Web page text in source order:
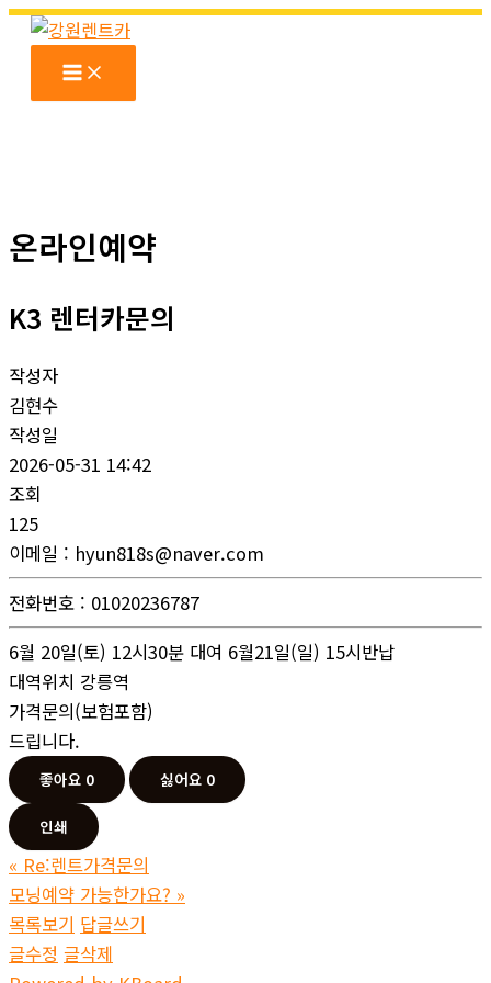
콘
기
온라인예약
K3 렌터카문의
작성자
김현수
작성일
2026-05-31 14:42
조회
125
이메일 : hyun818s@naver.com
전화번호 : 01020236787
6월 20일(토) 12시30분 대여 6월21일(일) 15시반납
대역위치 강릉역
가격문의(보험포함)
드립니다.
좋아요 0 싫어요 0
인쇄
« Re:렌트가격문의
모닝예약 가능한가요? »
목록보기 답글쓰기
글수정 글삭제